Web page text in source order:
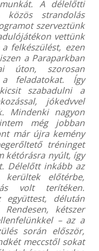
A délelőtti
strandolás
szerveztünk
vettünk
felkészülést, ezen
a Paraparkban
úton, szorosan
feladatokat. Így
szabadulni a
jókedvvel
Mindenki nagyon
még jobban
már újra kemény
tréninget
kétórásra nyúlt, így
Délelőtt inkább az
előtérbe,
volt terítéken.
együttest, délután
kétszer
– az a
során először,
meccstől sokat